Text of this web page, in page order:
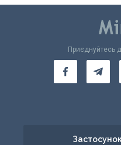
Приєднуйтесь